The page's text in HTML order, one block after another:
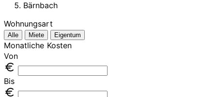
Bärnbach
Wohnungsart
Alle Miete Eigentum
Monatliche Kosten
Von
Bis